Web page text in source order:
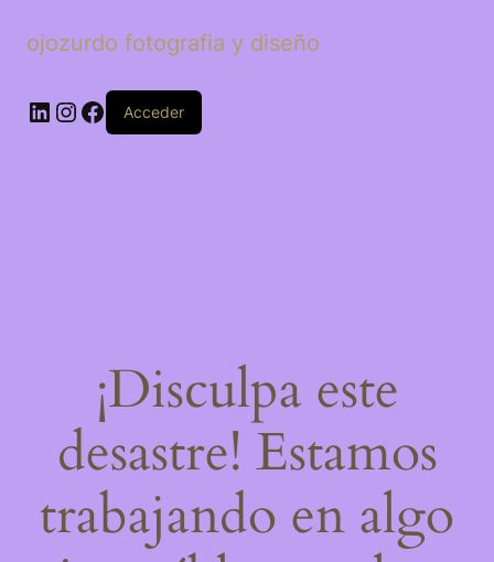
ojozurdo fotografia y diseño
LinkedIn
Instagram
Facebook
Acceder
¡Disculpa este
desastre! Estamos
trabajando en algo